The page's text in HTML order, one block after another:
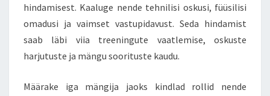
hindamisest. Kaaluge nende tehnilisi oskusi, füüsilisi
omadusi ja vaimset vastupidavust. Seda hindamist
saab läbi viia treeningute vaatlemise, oskuste
harjutuste ja mängu soorituste kaudu.
Määrake iga mängija jaoks kindlad rollid nende